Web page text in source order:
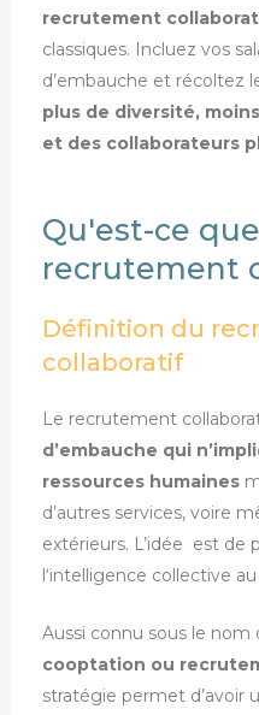
recrutement
classiques. Incluez vos
d’embauche et récoltez
plus de diversité,
et des collaborateurs
Qu'est-ce
recrutement
Définition du
collaboratif
Le recrutement
d’embauche qui
ressources humaines
d’autres services, voire
extérieurs. L’idée est de
l‘intelligence collective
Aussi connu sous le nom
cooptation ou
stratégie permet d’avoir